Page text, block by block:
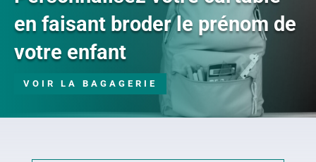
en faisant broder le prénom de
votre enfant
VOIR LA BAGAGERIE